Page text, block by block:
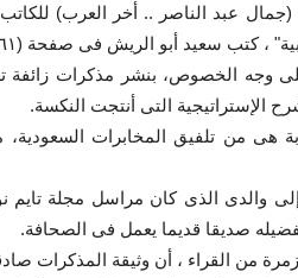
(جمال عبد الناصر .. أخر العرب)
كتب سعيد أبو الريش فى صفحة (٣٦١) من الكتاب:
وجه الخصوص، بنشر مذكرات زائفة
الإستراتيجية التى أنتجت النكسة.
هى من تلفيق المخابرات
والدى الذى كان مراسل مجلة تايم
صديقا قديما يعمل فى الصحافة.
من القراء ، أن وثيقة المذكرات